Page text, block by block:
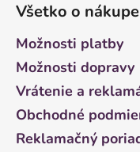
Všetko o nákupe
Možnosti platby
Možnosti dopravy
Vrátenie a
Obchodné
Reklamačný